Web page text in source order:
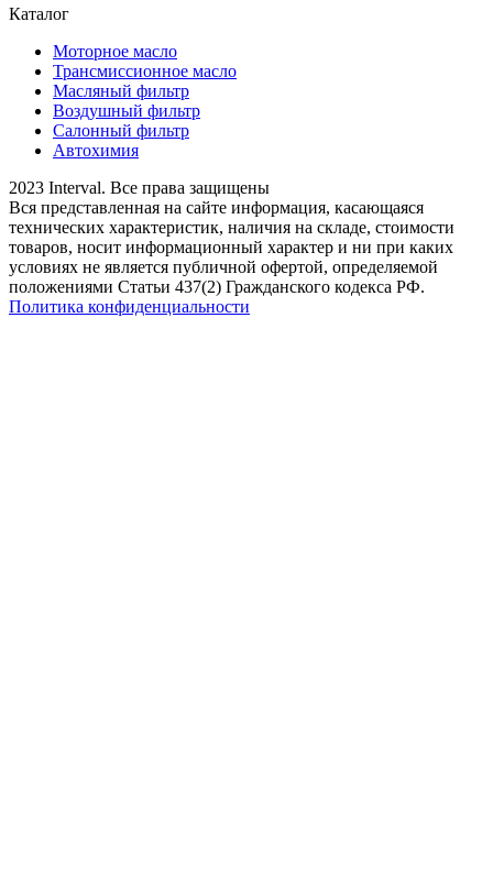
Каталог
Моторное масло
Трансмиссионное масло
Масляный фильтр
Воздушный фильтр
Салонный фильтр
Автохимия
2023 Interval. Все права защищены
Вся представленная на сайте информация, касающаяся
технических характеристик, наличия на складе, стоимости
товаров, носит информационный характер и ни при каких
условиях не является публичной офертой, определяемой
положениями Статьи 437(2) Гражданского кодекса РФ.
Политика конфиденциальности